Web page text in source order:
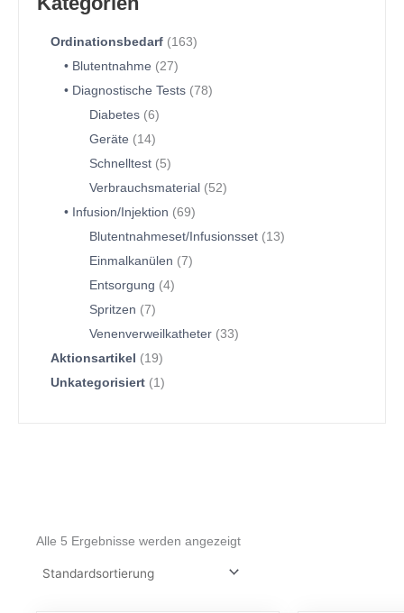
Ordinationsbedarf 163
Blutentnahme 27
Diagnostische Tests 78
Diabetes 6
Geräte 14
Schnelltest 5
Verbrauchsmaterial 52
Infusion/Injektion 69
Blutentnahmeset/Infusionsset 13
Einmalkanülen 7
Entsorgung 4
Spritzen 7
Venenverweilkatheter 33
Aktionsartikel 19
Unkategorisiert 1
Alle 5 Ergebnisse werden angezeigt